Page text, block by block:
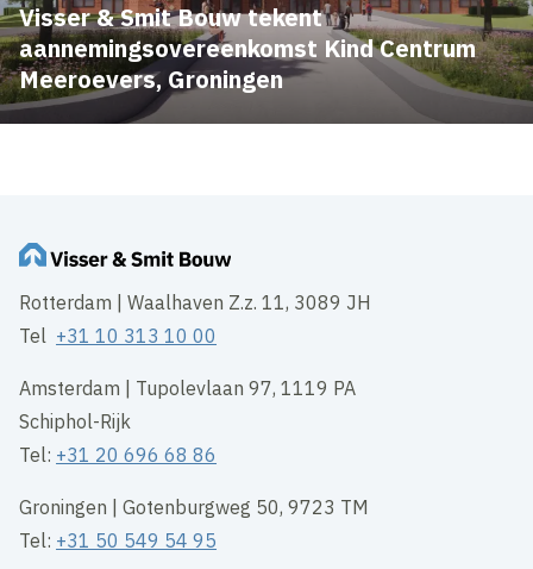
Visser & Smit Bouw tekent
aannemingsovereenkomst Kind Centrum
Meeroevers, Groningen
Rotterdam | Waalhaven Z.z. 11, 3089 JH
Tel +31 10 313 10 00
Amsterdam | Tupolevlaan 97, 1119 PA
Schiphol-Rijk
Tel: +31 20 696 68 86
Groningen | Gotenburgweg 50, 9723 TM
Tel: +31 50 549 54 95